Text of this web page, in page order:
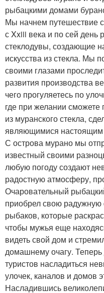
рыбацкими домами
Мы начнем путешествие
с Xxiii века и по сей день
стеклодувы, создающие
искусства из стекла. Мы
своими глазами
развития производства
чего прогуляетесь по
где при желании сможете
из муранского стекла,
являющимися
С острова мурано мы
известный своими
любую погоду создают
радостную атмосферу,
Очаровательный
приобрел свою радужную
рыбаков, которые
чтобы мужья еще
видеть свой дом и
домашнему очагу.
туристов насладиться
улочек, каналов и домов
Насладившись